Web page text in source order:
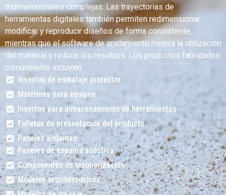
tridimensionales complejas. Las trayectorias de
herramientas digitales también permiten redimensionar,
modificar y reproducir diseños de forma consistente,
mientras que el software de anidamiento mejora la utilización
del material y reduce los residuos. Los productos fabricados
comúnmente incluyen:
Insertos de embalaje protector
Maletines para equipos
Insertos para almacenamiento de herramientas
Folletos de presentación del producto
Paneles aislantes
Paneles de espuma acústica
Componentes de insonorización
Modelos arquitectonicos